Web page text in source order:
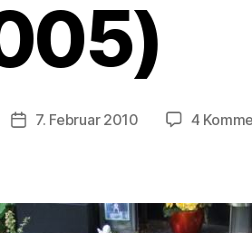
Beitragsdatum
7. Februar 2010 4